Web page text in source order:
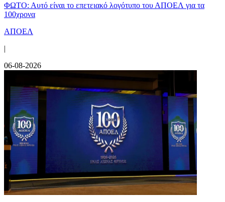
ΦΩΤΟ: Αυτό είναι το επετειακό λογότυπο του ΑΠΟΕΛ για τα
100χρονα
ΑΠΟΕΛ
|
06-08-2026